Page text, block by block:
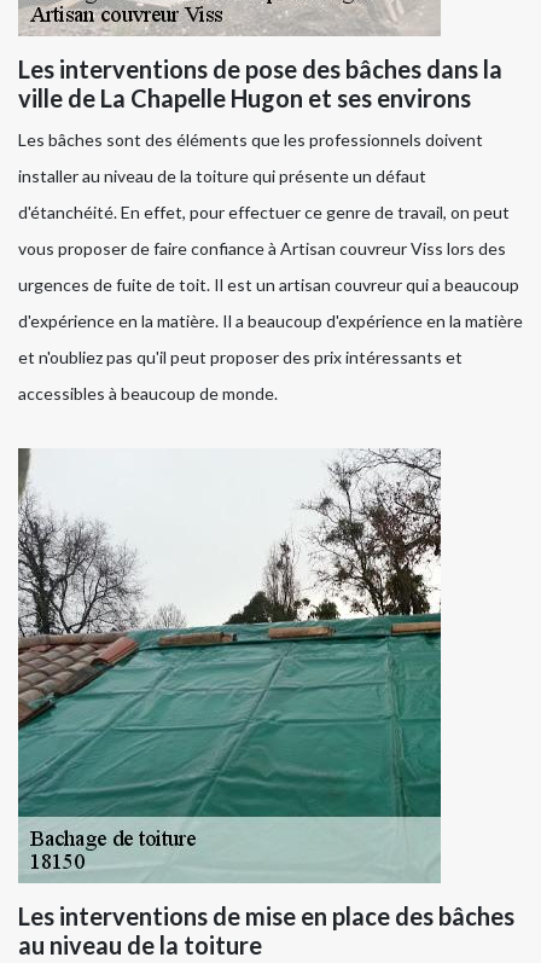
Les interventions de pose des bâches dans la
ville de La Chapelle Hugon et ses environs
Les bâches sont des éléments que les professionnels doivent
installer au niveau de la toiture qui présente un défaut
d'étanchéité. En effet, pour effectuer ce genre de travail, on peut
vous proposer de faire confiance à Artisan couvreur Viss lors des
urgences de fuite de toit. Il est un artisan couvreur qui a beaucoup
d'expérience en la matière. Il a beaucoup d'expérience en la matière
et n'oubliez pas qu'il peut proposer des prix intéressants et
accessibles à beaucoup de monde.
Les interventions de mise en place des bâches
au niveau de la toiture